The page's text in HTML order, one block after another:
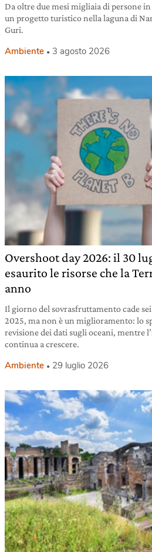
Da oltre due mesi migliaia di persone
un progetto turistico nella laguna di
Guri.
Ambiente 3 agosto 2026
Overshoot day 2026: il 30
esaurito le risorse che la
anno
Il giorno del sovrasfruttamento cade
2025, ma non è un miglioramento: lo
revisione dei dati sugli oceani, mentre
continua a crescere.
Ambiente 29 luglio 2026